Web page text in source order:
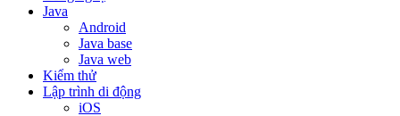
Java
Android
Java base
Java web
Kiểm thử
Lập trình di động
iOS